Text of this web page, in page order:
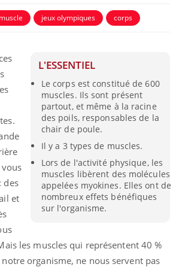
muscle jeux olympiques corps
L'ESSENTIEL
Le corps est constitué de 600
muscles. Ils sont présent
partout, et même à la racine
des poils, responsables de la
chair de poule.
Il y a 3 types de muscles.
Lors de l'activité physique, les
muscles libèrent des molécules
appelées myokines. Elles ont de
nombreux effets bénéfiques
sur l'organisme.
des
et
les muscles qui représentent 40 %
notre organisme, ne nous servent pas